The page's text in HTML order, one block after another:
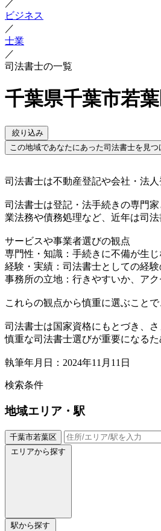
／
ビジネス
／
士業
／
司法書士の一覧
千葉県千葉市若
絞り込み
この地域であなたにあった司法書士を見つ
司法書士は不動産登記や会社・法
司法書士は登記・法手続きの専門
業法務や債務処理など、近年は司
サービスや事業者選びの観点
専門性・知識：手続きに不備が生
経験・実績：司法書士としての経
事務所の立地：行きやすいか、ア
これらの観点から慎重に選ぶこと
司法書士は国家資格にもとづき、
慎重な司法書士選びが重要になる
執筆年月日：2024年11月11日
検索条件
地域エリア・駅
千葉市若葉区
エリアから探す
駅から探す